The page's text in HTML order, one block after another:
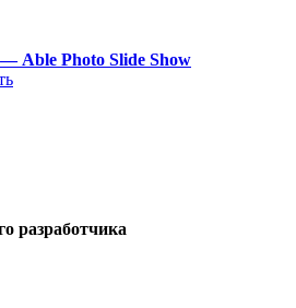
Able Photo Slide Show
разработчика